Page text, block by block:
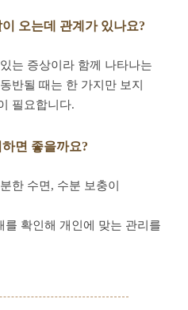
오는데 관계가 있나요?
는 증상이라 함께 나타나는
반될 때는 한 가지만 보지
필요합니다.
면 좋을까요?
한 수면, 수분 보충이
확인해 개인에 맞는 관리를